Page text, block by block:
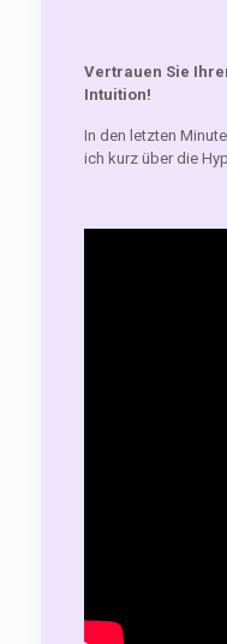
Vertrauen Sie
Intuition!
In den letzten
ich kurz über die